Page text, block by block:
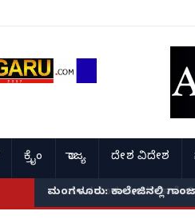
ಕ್ರೈಂ ರಾಜ್ಯ ದೇಶ ವಿದೇಶ
ಮಂಗಳೂರು: ಕಾಲೇಜಿನಲ್ಲಿ